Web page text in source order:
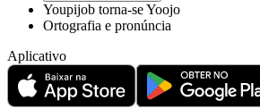
Youpijob torna-se Yoojo
Ortografia e pronúncia
Aplicativo